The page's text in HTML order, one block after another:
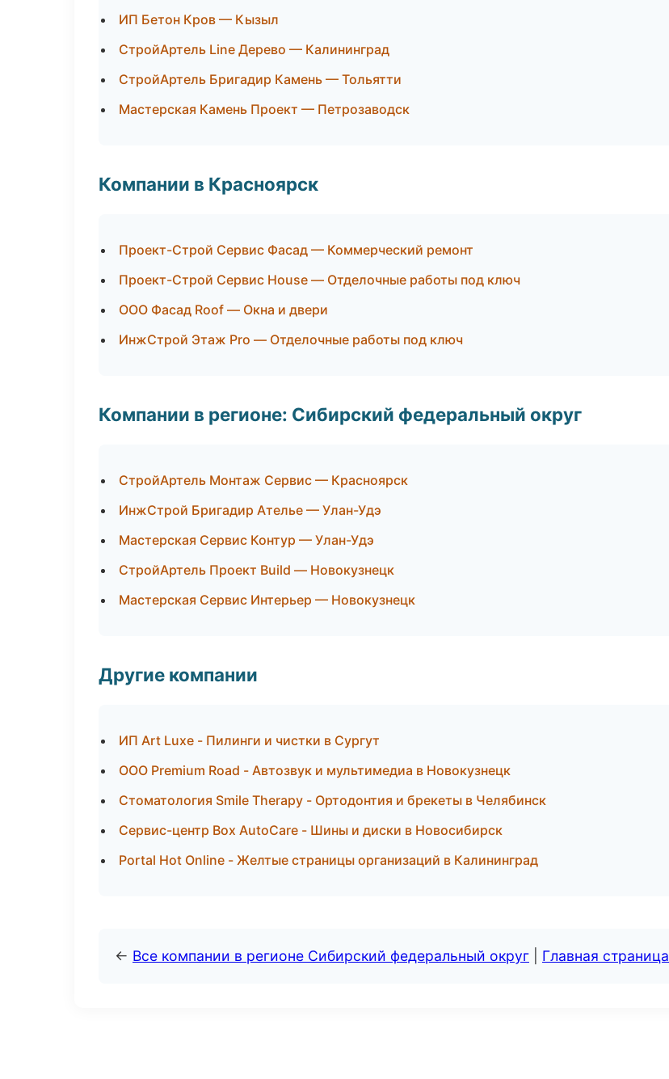
ИП Бетон Кров — Кызыл
СтройАртель Line Дерево — Калининград
СтройАртель Бригадир Камень — Тольятти
Мастерская Камень Проект — Петрозаводск
Компании в Красноярск
Проект-Строй Сервис Фасад — Коммерческий ремонт
Проект-Строй Сервис House — Отделочные работы под ключ
ООО Фасад Roof — Окна и двери
ИнжСтрой Этаж Pro — Отделочные работы под ключ
Компании в регионе: Сибирский федеральный округ
СтройАртель Монтаж Сервис — Красноярск
ИнжСтрой Бригадир Ателье — Улан-Удэ
Мастерская Сервис Контур — Улан-Удэ
СтройАртель Проект Build — Новокузнецк
Мастерская Сервис Интерьер — Новокузнецк
Другие компании
ИП Art Luxe - Пилинги и чистки в Сургут
ООО Premium Road - Автозвук и мультимедиа в Новокузнецк
Стоматология Smile Therapy - Ортодонтия и брекеты в Челябинск
Сервис-центр Box AutoCare - Шины и диски в Новосибирск
Portal Hot Online - Желтые страницы организаций в Калининград
← Все компании в регионе Сибирский федеральный округ Главная страница